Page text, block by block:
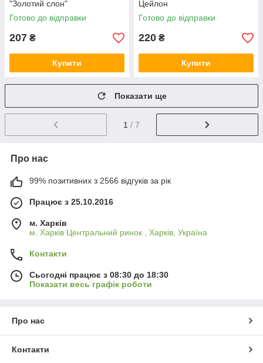
"Золотий слон"
Готово до відправки
207 ₴
Купити
Цейлон
Готово до відправки
220 ₴
Купити
Показати ще
1 / 7
Про нас
99% позитивних з 2566 відгуків за рік
Працює з 25.10.2016
м. Харків
м. Харків Центральний ринок , Харків, Україна
Контакти
Сьогодні працює з 08:30 до 18:30
Показати весь графік роботи
Про нас
Контакти